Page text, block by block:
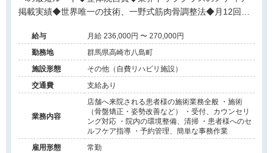
掲載実績◆世界唯一の技術、一野式筋肉骨調整法◆月12回の
ブ制度あり◆独立開業支援あり◆海外展開も視野に入れた成
長企業でプロフェッショナルを目指せる環境です。
給与
月給 236,000円 〜 270,000円
勤務地
群馬県高崎市八島町
施設形態
その他（自費リハビリ施設）
交通費
支給あり
業務内容
店舗へ来院される患者様の施術業務全般 ・施術
（骨盤矯正・姿勢改善など） ・受付、カウンセリ
ング対応 ・院内の環境整備、清掃 ・患者様へのセ
ルフケア指導 ・予約管理、簡単な事務作業
雇用形態
常勤